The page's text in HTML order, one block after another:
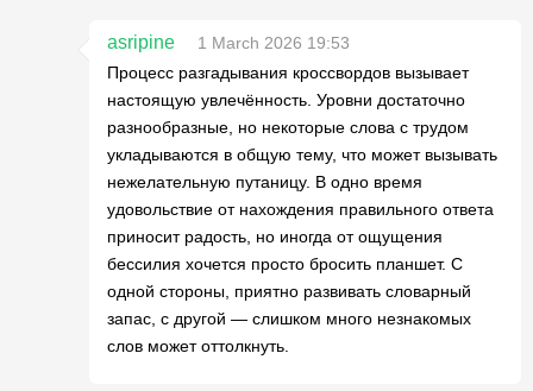
asripine
1 March 2026 19:53
Процесс разгадывания кроссвордов вызывает
настоящую увлечённость. Уровни достаточно
разнообразные, но некоторые слова с трудом
укладываются в общую тему, что может вызывать
нежелательную путаницу. В одно время
удовольствие от нахождения правильного ответа
приносит радость, но иногда от ощущения
бессилия хочется просто бросить планшет. С
одной стороны, приятно развивать словарный
запас, с другой — слишком много незнакомых
слов может оттолкнуть.